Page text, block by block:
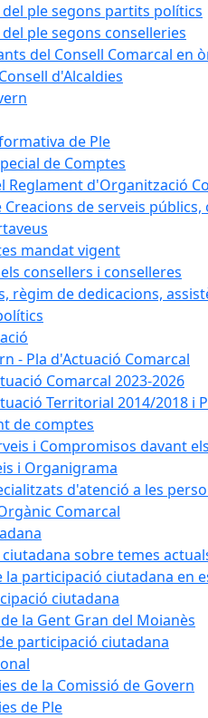
ple segons partits polítics
ple segons conselleries
del Consell Comarcal en
d'Alcaldies
de Ple
de Comptes
Reglament d'Organització
Creacions de serveis
mandat vigent
consellers i conselleres
règim de dedicacions,
- Pla d'Actuació Comarcal
Comarcal 2023-2026
Territorial 2014/2018 i
de comptes
i Compromisos davant
i Organigrama
d'atenció a les
Comarcal
sobre temes
la participació ciutadana en
ciutadana
la Gent Gran del Moianès
participació ciutadana
de la Comissió de Govern
de Ple